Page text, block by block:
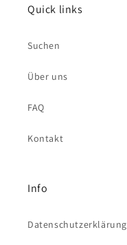
Quick links
Suchen
Über uns
FAQ
Kontakt
Info
Datenschutzerklärung